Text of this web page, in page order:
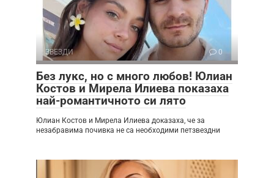
ЗВЕЗДИ 0
Без лукс, но с много любов! Юлиан
Костов и Мирела Илиева показаха
най-романтичното си лято
Юлиан Костов и Мирела Илиева доказаха, че за
незабравима почивка не са необходими петзвездни